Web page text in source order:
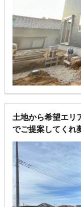
土地から希望エリ
でご提案してくれ
した♪
しかも注文住宅